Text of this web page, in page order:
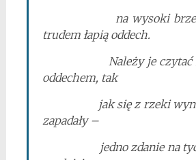
na wysoki brzeg;
trudem łapią oddech.
Należy je czytać
oddechem, tak
jak się z rzeki
zapadały –
jedno zdanie na